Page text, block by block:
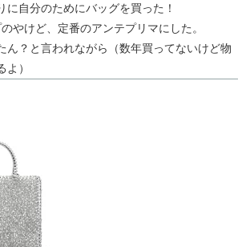
に自分のためにバッグを買った！
やけど、定番のアンテプリマにした。
ん？と言われながら（数年買ってないけど物
）